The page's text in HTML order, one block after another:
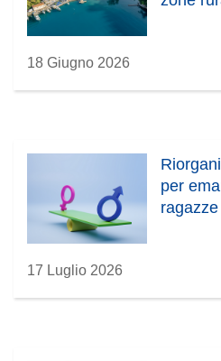
18 Giugno 2026
per
ragazze
17 Luglio 2026